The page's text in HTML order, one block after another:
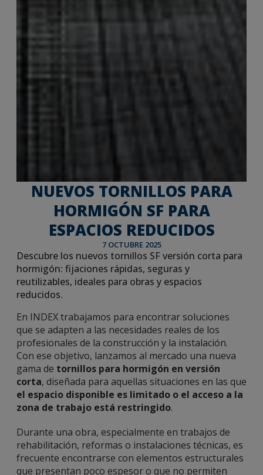
NUEVOS TORNILLOS PARA
HORMIGÓN SF PARA
ESPACIOS REDUCIDOS
7 OCTUBRE 2025
Descubre los nuevos tornillos SF versión corta para
hormigón: fijaciones rápidas, seguras y
reutilizables, ideales para obras y espacios
reducidos.
En INDEX trabajamos para encontrar soluciones
que se adapten a las necesidades reales de los
profesionales de la construcción y la instalación.
Con ese objetivo, lanzamos al mercado una nueva
gama de tornillos para hormigón en versión
corta, diseñada para aquellas situaciones en las que
el espacio disponible es limitado o el acceso a la
zona de trabajo está restringido.
Durante una obra, especialmente en trabajos de
rehabilitación, reformas o instalaciones técnicas, es
frecuente encontrarse con elementos estructurales
que presentan poco espesor o que no permiten